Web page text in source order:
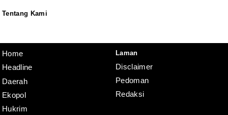
Tentang Kami
Home
Headline
Daerah
Ekopol
Hukrim
Laman
Disclaimer
Pedoman
Redaksi